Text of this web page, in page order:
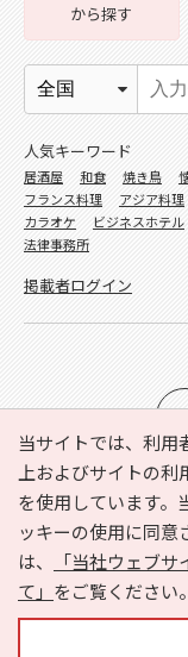
当サイトでは、利用
上およびサイトの利
を使用しています。
ッキーの使用に同意
は、
「当社ウェブ
て」 をご覧ください。
e-NAVITA（イーナ
利用規約
個
サイトマップ
から探す
人気キーワード
居酒屋 和食 焼き鳥
フランス料理
アジア料理
カラオケ
ビジネスホテル
法律事務所
掲載者ログイン